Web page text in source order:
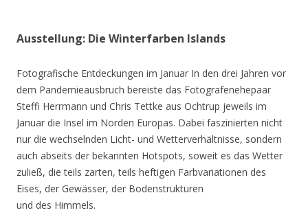
Ausstellung: Die Winterfarben Islands
Fotografische Entdeckungen im Januar In den drei Jahren vor
dem Pandemieausbruch bereiste das Fotografenehepaar
Steffi Herrmann und Chris Tettke aus Ochtrup jeweils im
Januar die Insel im Norden Europas. Dabei faszinierten nicht
nur die wechselnden Licht- und Wetterverhältnisse, sondern
auch abseits der bekannten Hotspots, soweit es das Wetter
zuließ, die teils zarten, teils heftigen Farbvariationen des
Eises, der Gewässer, der Bodenstrukturen
und des Himmels.